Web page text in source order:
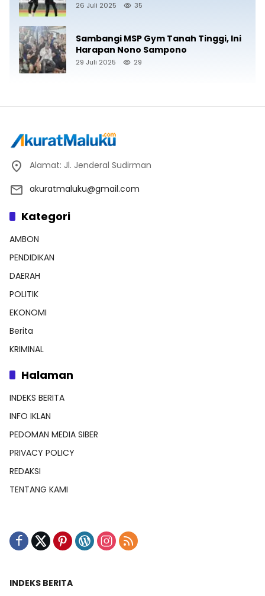
26 Juli 2025 35
Sambangi MSP Gym Tanah Tinggi, Ini
Harapan Nono Sampono
29 Juli 2025 29
Alamat: Jl. Jenderal Sudirman
akuratmaluku@gmail.com
Kategori
AMBON
PENDIDIKAN
DAERAH
POLITIK
EKONOMI
Berita
KRIMINAL
Halaman
INDEKS BERITA
INFO IKLAN
PEDOMAN MEDIA SIBER
PRIVACY POLICY
REDAKSI
TENTANG KAMI
INDEKS BERITA